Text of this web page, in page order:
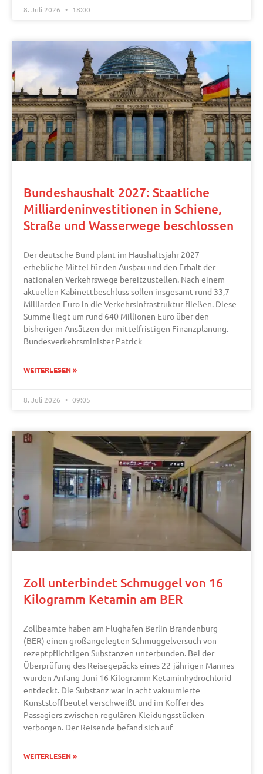
8. Juli 2026 18:00
Bundeshaushalt 2027: Staatliche
Milliardeninvestitionen in Schiene,
Straße und Wasserwege beschlossen
Der deutsche Bund plant im Haushaltsjahr 2027
erhebliche Mittel für den Ausbau und den Erhalt der
nationalen Verkehrswege bereitzustellen. Nach einem
aktuellen Kabinettbeschluss sollen insgesamt rund 33,7
Milliarden Euro in die Verkehrsinfrastruktur fließen. Diese
Summe liegt um rund 640 Millionen Euro über den
bisherigen Ansätzen der mittelfristigen Finanzplanung.
Bundesverkehrsminister Patrick
WEITERLESEN »
8. Juli 2026 09:05
Zoll unterbindet Schmuggel von 16
Kilogramm Ketamin am BER
Zollbeamte haben am Flughafen Berlin-Brandenburg
(BER) einen großangelegten Schmuggelversuch von
rezeptpflichtigen Substanzen unterbunden. Bei der
Überprüfung des Reisegepäcks eines 22-jährigen Mannes
wurden Anfang Juni 16 Kilogramm Ketaminhydrochlorid
entdeckt. Die Substanz war in acht vakuumierte
Kunststoffbeutel verschweißt und im Koffer des
Passagiers zwischen regulären Kleidungsstücken
verborgen. Der Reisende befand sich auf
WEITERLESEN »